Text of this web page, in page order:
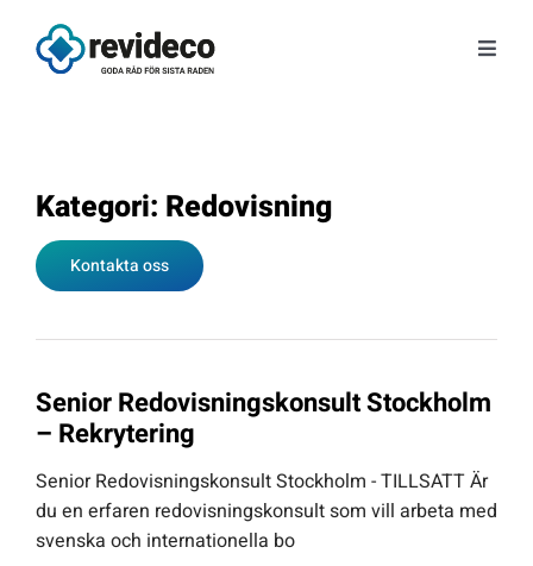
innehållet
Om oss
Tips & Nyheter
Gratis kunskap
Kontakt
Fråga Astrid
Kategori: Redovisning
Kontakta oss
Senior Redovisningskonsult Stockholm
– Rekrytering
Senior Redovisningskonsult Stockholm - TILLSATT Är
du en erfaren redovisningskonsult som vill arbeta med
svenska och internationella bo